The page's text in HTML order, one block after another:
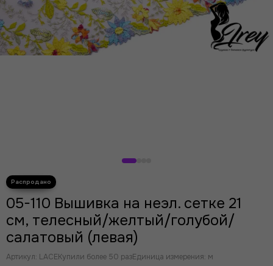
05-110 Вышивка на неэл. сетке 21
см, телесный/желтый/голубой/
салатовый (левая)
Артикул: LACEКупили более 50 разЕдиница измерения: м